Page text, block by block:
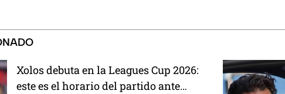
Xolos debuta en la Leagues Cup 2026:
este es el horario del partido ante